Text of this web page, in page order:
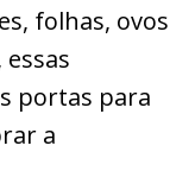
folhas, ovos
portas para
a